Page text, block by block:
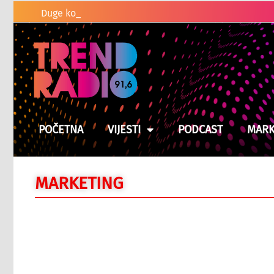
Duge kolone vozila na graničnim pr
POČETNA VIJESTI PODCAST
MARKETING